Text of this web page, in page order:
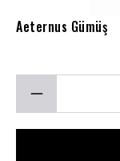
Aeternus Gümüş